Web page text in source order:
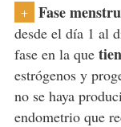
+ Fase
desde el día 1 al
fase en la que
estrógenos y
no se haya
endometrio que